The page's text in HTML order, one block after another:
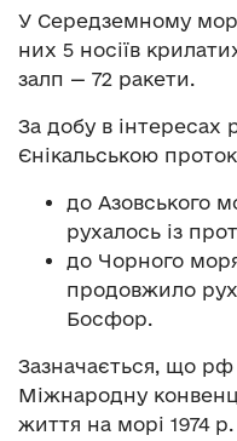
У Середземному
них 5 носіїв
залп — 72 ракети.
За добу в інтересах
Єнікальською
до Азовського
рухалось із
до Чорного
продовжило
Босфор.
Зазначається, що
Міжнародну
життя на морі 1974